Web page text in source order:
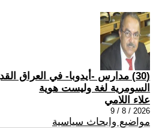
(30) مدارس -أيدوبا- في العراق
السومرية لغة وليست هوية
علاء اللامي
2026 / 8 / 9
مواضيع وابحاث سياسية